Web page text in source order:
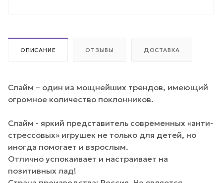
ОПИСАНИЕ ОТЗЫВЫ ДОСТАВКА
Слайм – один из мощнейших трендов, имеющий
огромное количество поклонников.
Слайм - яркий представитель современных «анти-
стрессовых» игрушек не только для детей, но
иногда помогает и взрослым.
Отлично успокаивает и настраивает на
позитивных лад!